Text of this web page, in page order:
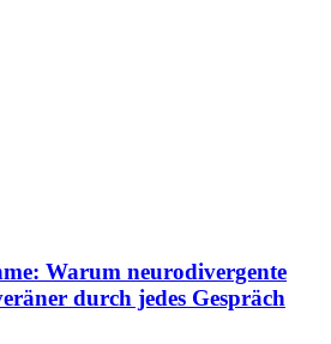
Warum neurodivergente
durch jedes Gespräch